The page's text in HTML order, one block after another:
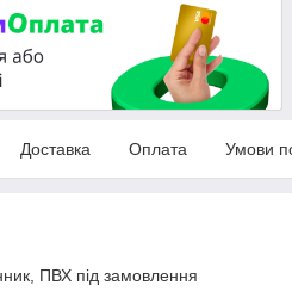
Доставка Оплата Умови
ПВХ під замовлення